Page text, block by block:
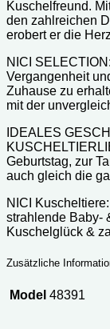
Kuschelfreund.
den zahlreichen
erobert er die
NICI
Vergangenheit
Zuhause zu
mit der
IDEALES
Geburtstag, zur
auch gleich die
NICI
strahlende Baby-
Kuschelglück &
Zusätzliche
Model 48391